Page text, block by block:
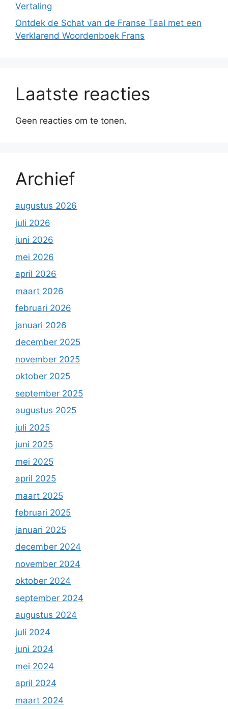
Vertaling
Ontdek de Schat van de Franse Taal met een
Verklarend Woordenboek Frans
Laatste reacties
Geen reacties om te tonen.
Archief
augustus 2026
juli 2026
juni 2026
mei 2026
april 2026
maart 2026
februari 2026
januari 2026
december 2025
november 2025
oktober 2025
september 2025
augustus 2025
juli 2025
juni 2025
mei 2025
april 2025
maart 2025
februari 2025
januari 2025
december 2024
november 2024
oktober 2024
september 2024
augustus 2024
juli 2024
juni 2024
mei 2024
april 2024
maart 2024